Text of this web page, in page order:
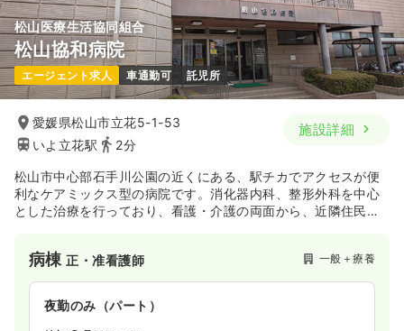
松山医療生活協同組合
松山協和病院
エージェント求人 車通勤可 託児所
愛媛県松山市立花5-1-53
いよ立花駅
2分
施設詳細
松山市中心部石手川公園の近くにある、駅チカでアクセスが便
利なケアミックス型の病院です。消化器内科、整形外科を中心
とした治療を行っており、看護・介護の両面から、近隣住民へ
病棟正・准看護師 一般＋療養
夜勤のみ（パート）